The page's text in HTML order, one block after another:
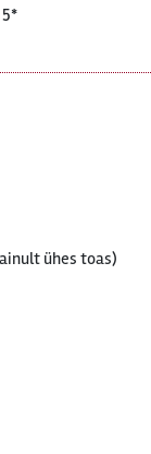
ühes toas)